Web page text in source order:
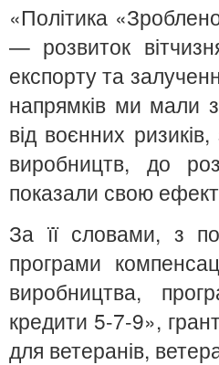
«Політика
— розвиток
експорту та
напрямків ми мали
від воєнних
виробництв, до
показали свою
За її словами, з
програми
виробництва,
кредити 5-7-9»,
для ветеранів,